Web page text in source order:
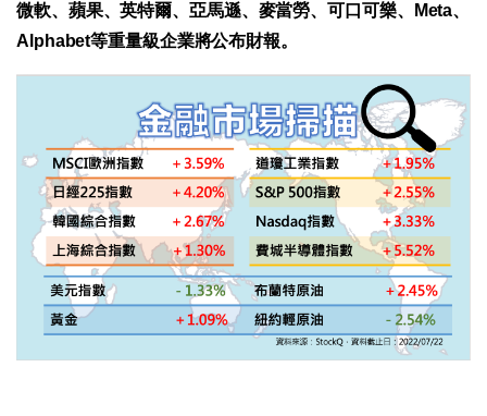
微軟、蘋果、英特爾、亞馬遜、麥當勞、可口可樂、Meta、
Alphabet等重量級企業將公布財報。